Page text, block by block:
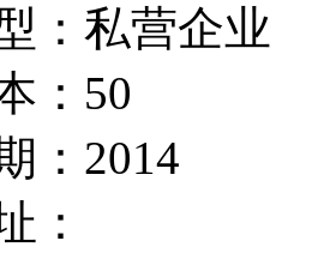
： 私营企业
： 50
： 2014
：